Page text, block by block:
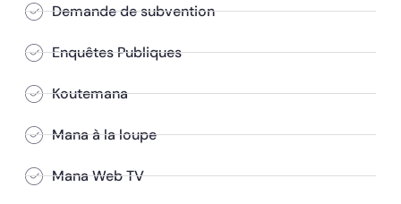
Demande de subvention
Enquêtes Publiques
Koutemana
Mana à la loupe
Mana Web TV